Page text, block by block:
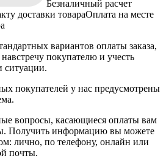
Безналичный расчет
Оплата на месте
вариантов оплаты заказа,
покупателю и учесть
ситуации.
покупателей у нас предусмотрены
вопросы, касающиеся оплаты вам
Получить информацию вы можете
лично, по телефону, онлайн или
почты.